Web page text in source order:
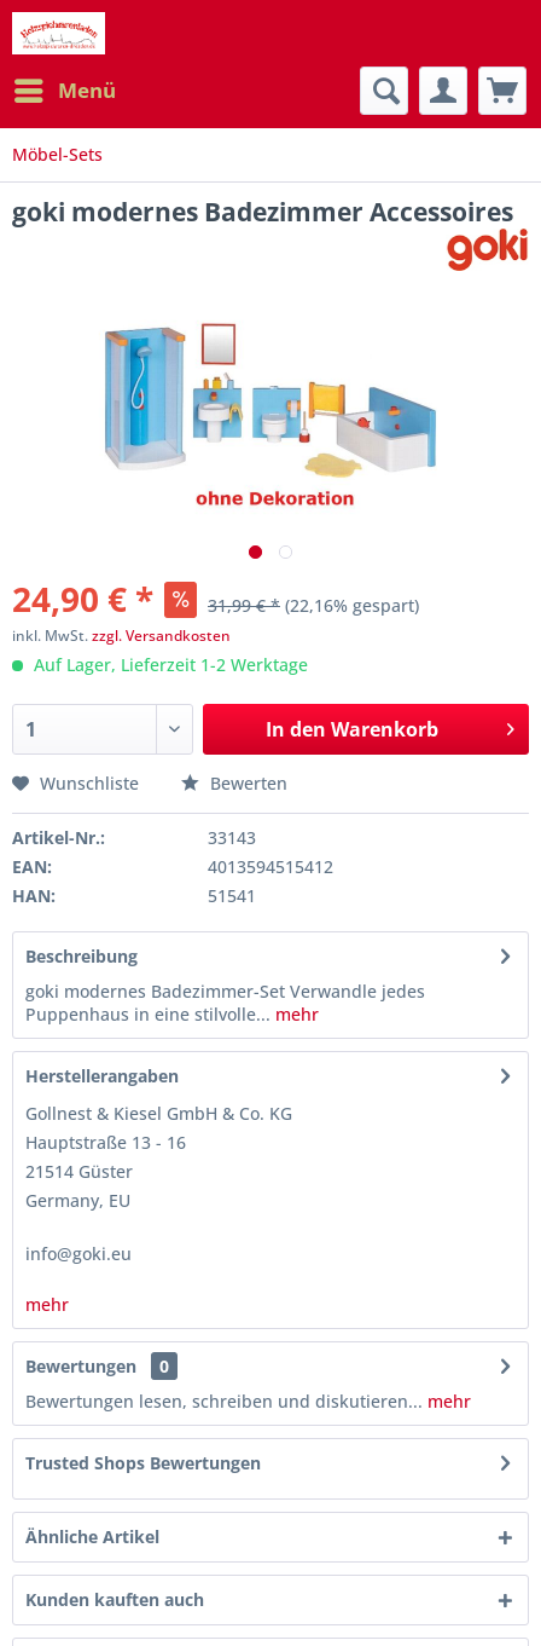
Menü
Möbel-Sets
goki modernes Badezimmer Accessoires
24,90 € * 31,99 € * (22,16% gespart)
inkl. MwSt.zzgl. Versandkosten
Auf Lager, Lieferzeit 1-2 Werktage
In den Warenkorb
Wunschliste Bewerten
Artikel-Nr.:
33143
EAN:
4013594515412
HAN:
51541
Beschreibung
goki modernes Badezimmer-Set Verwandle jedes
Puppenhaus in eine stilvolle... mehr
Herstellerangaben
Gollnest & Kiesel GmbH & Co. KG
Hauptstraße 13 - 16
21514 Güster
Germany, EU
info@goki.eu
mehr
Bewertungen
0
Bewertungen lesen, schreiben und diskutieren... mehr
Trusted Shops Bewertungen
Ähnliche Artikel
Kunden kauften auch